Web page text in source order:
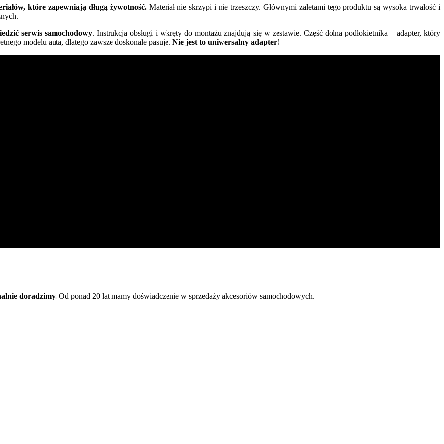
które zapewniają długą żywotność.Materiał nie skrzypi i nie trzeszczy. Głównymi zaletami tego produktu są wysoka trwałość i
serwis samochodowy. Instrukcja obsługi i wkręty do montażu znajdują się w zestawie. Część dolna podłokietnika – adapter, który
modelu auta, dlatego zawsze doskonale pasuje. Nie jest to uniwersalny adapter!
doradzimy. Od ponad 20 lat mamy doświadczenie w sprzedaży akcesoriów samochodowych.